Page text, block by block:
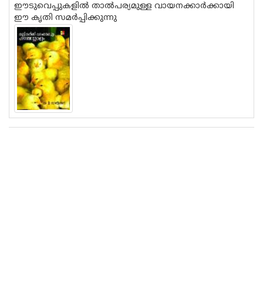
ഈടുവെപ്പുകളില്‍ താല്‍‌പര്യമുള്ള വായനക്കാര്‍ക്കായി
ഈ കൃതി സമര്‍പ്പിക്കുന്നു